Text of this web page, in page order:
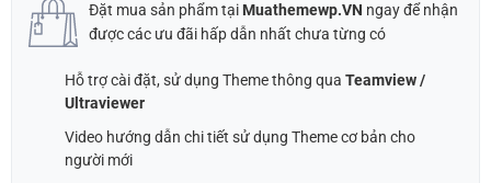
Đặt mua sản phẩm tại Muathemewp.VN ngay để nhận
được các ưu đãi hấp dẫn nhất chưa từng có
Hỗ trợ cài đặt, sử dụng Theme thông qua Teamview /
Ultraviewer
Video hướng dẫn chi tiết sử dụng Theme cơ bản cho
người mới